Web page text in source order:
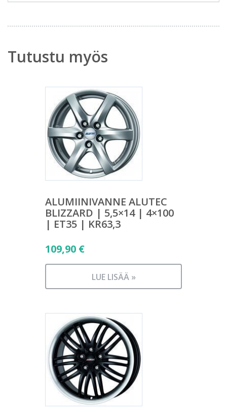
Tutustu myös
ALUMIINIVANNE ALUTEC
BLIZZARD | 5,5×14 | 4×100
| ET35 | KR63,3
109,90 €
LUE LISÄÄ »